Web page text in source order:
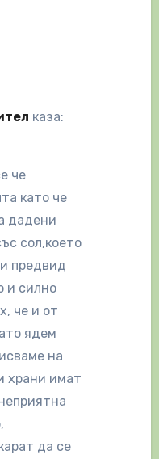
каза:
че
като че
дадени
сол,което
предвид
и силно
че и от
ядем
на
храни имат
да се